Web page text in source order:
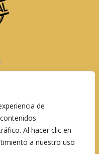
de
Al hacer clic en
a nuestro uso
Pollo Dorado